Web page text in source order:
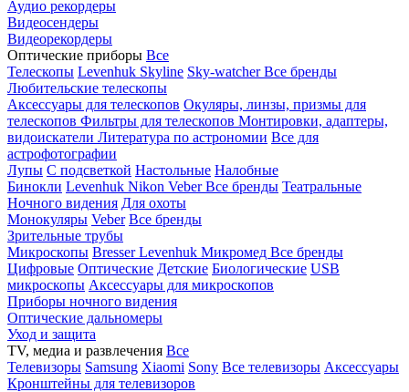
Аудио рекордеры
Видеосендеры
Видеорекордеры
Оптические приборы Все
Телескопы Levenhuk Skyline Sky-watcherВсе бренды
Любительские телескопы
Аксессуары для телескопов Окуляры, линзы, призмы для
телескопов Фильтры для телескопов Монтировки, адаптеры,
видоискатели Литература по астрономии Все для
астрофотографии
Лупы С подсветкой Настольные Налобные
Бинокли Levenhuk Nikon VeberВсе бренды Театральные
Ночного видения Для охоты
Монокуляры Veber Все бренды
Зрительные трубы
Микроскопы BresserLevenhuk Микромед Все бренды
Цифровые Оптические Детские Биологические USB
микроскопы Аксессуары для микроскопов
Приборы ночного видения
Оптические дальномеры
Уход и защита
TV, медиа и развлечения Все
Телевизоры Samsung Xiaomi Sony Все телевизоры Аксессуары
Кронштейны для телевизоров